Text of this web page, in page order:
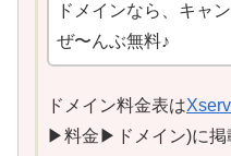
ドメインなら、キャ
ぜ〜んぶ無料♪
ドメイン料金表は
▶料金▶ドメイン)に掲